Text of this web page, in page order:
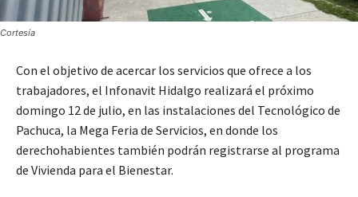
Cortesía
Con el objetivo de acercar los servicios que ofrece a los
trabajadores, el Infonavit Hidalgo realizará el próximo
domingo 12 de julio, en las instalaciones del Tecnológico de
Pachuca, la Mega Feria de Servicios, en donde los
derechohabientes también podrán registrarse al programa
de Vivienda para el Bienestar.